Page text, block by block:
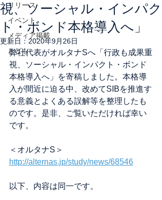
リリース
イベント
メディア掲載
こども
視、ソーシャル・インパク
ト・ボンド本格導入へ」
更新日： 2020年9月26日
弊社代表がオルタナSへ「行政も成果重
視、ソーシャル・インパクト・ボンド
本格導入へ」を寄稿しました。本格導
入が間近に迫る中、改めてSIBを推進す
る意義とよくある誤解等を整理したも
のです。是非、ご覧いただければ幸い
です。
＜オルタナS＞
http://alternas.jp/study/news/68546
以下、内容は同一です。